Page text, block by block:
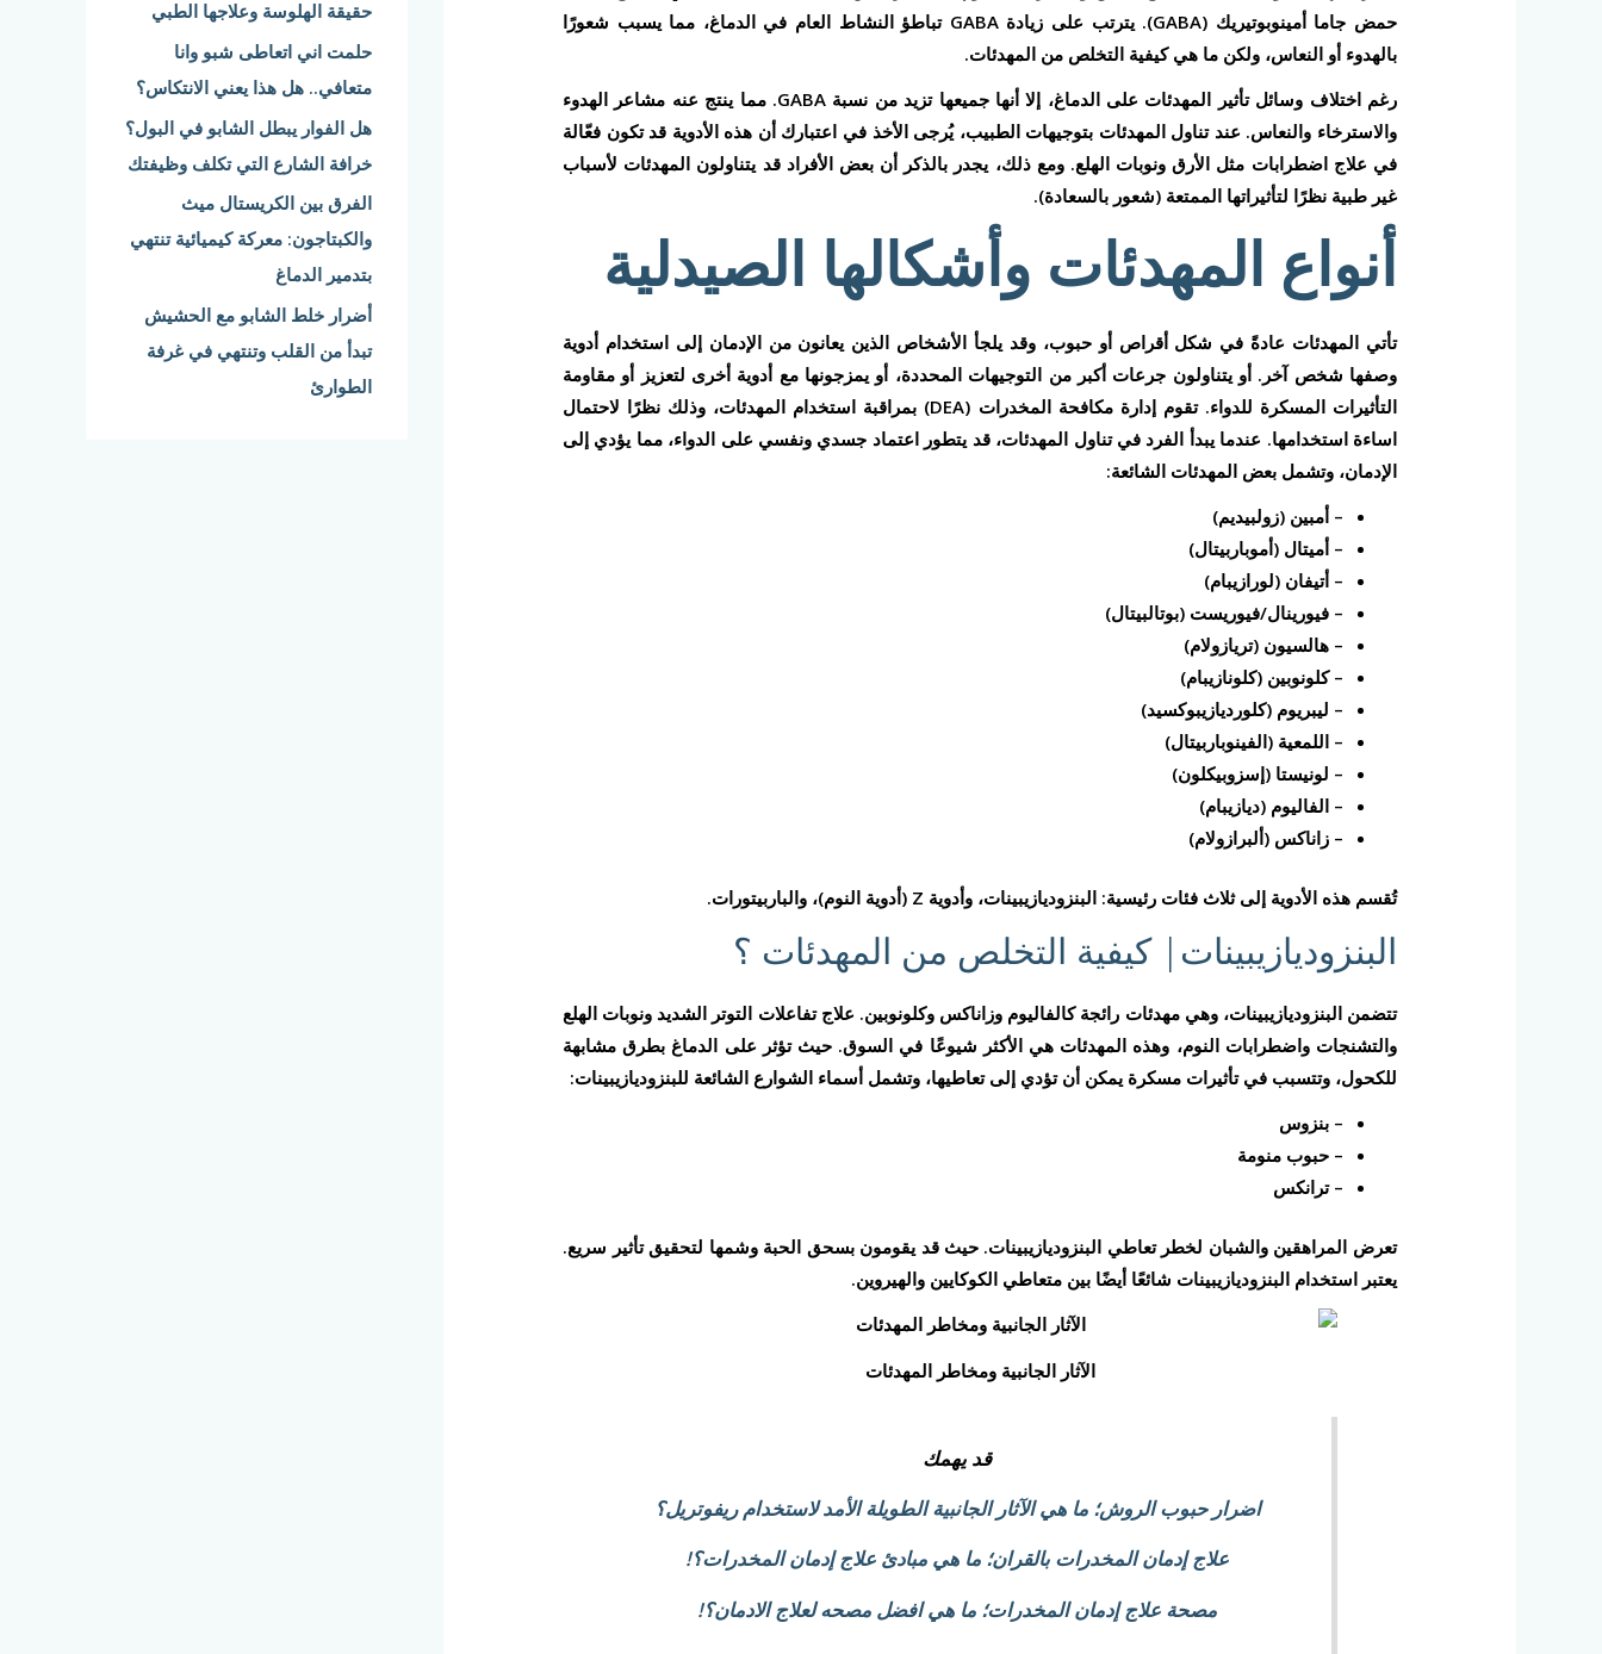
حمض جاما أمينوبوتيريك (GABA). يترتب على زيادة GABA تباطؤ النشاط العام في الدماغ، مما يسبب شعورًا
بالهدوء أو النعاس، ولكن ما هي كيفية التخلص من المهدئات.
رغم اختلاف وسائل تأثير المهدئات على الدماغ، إلا أنها جميعها تزيد من نسبة GABA. مما ينتج عنه مشاعر الهدوء
والاسترخاء والنعاس. عند تناول المهدئات بتوجيهات الطبيب، يُرجى الأخذ في اعتبارك أن هذه الأدوية قد تكون فعّالة
في علاج اضطرابات مثل الأرق ونوبات الهلع. ومع ذلك، يجدر بالذكر أن بعض الأفراد قد يتناولون المهدئات لأسباب
غير طبية نظرًا لتأثيراتها الممتعة (شعور بالسعادة).
أنواع المهدئات وأشكالها الصيدلية
تأتي المهدئات عادةً في شكل أقراص أو حبوب، وقد يلجأ الأشخاص الذين يعانون من الإدمان إلى استخدام أدوية
وصفها شخص آخر. أو يتناولون جرعات أكبر من التوجيهات المحددة، أو يمزجونها مع أدوية أخرى لتعزيز أو مقاومة
التأثيرات المسكرة للدواء. تقوم إدارة مكافحة المخدرات (DEA) بمراقبة استخدام المهدئات، وذلك نظرًا لاحتمال
اساءة استخدامها. عندما يبدأ الفرد في تناول المهدئات، قد يتطور اعتماد جسدي ونفسي على الدواء، مما يؤدي إلى
الإدمان، وتشمل بعض المهدئات الشائعة:
– أمبين (زولبيديم)
– أميتال (أموباربيتال)
– أتيفان (لورازيبام)
– فيورينال/فيوريست (بوتالبيتال)
– هالسيون (تريازولام)
– كلونوبين (كلونازيبام)
– ليبريوم (كلورديازيبوكسيد)
– اللمعية (الفينوباربيتال)
– لونيستا (إسزوبيكلون)
– الفاليوم (ديازيبام)
– زاناكس (ألبرازولام)
تُقسم هذه الأدوية إلى ثلاث فئات رئيسية: البنزوديازيبينات، وأدوية Z (أدوية النوم)، والباربيتورات.
البنزوديازيبينات| كيفية التخلص من المهدئات ؟
تتضمن البنزوديازيبينات، وهي مهدئات رائجة كالفاليوم وزاناكس وكلونوبين. علاج تفاعلات التوتر الشديد ونوبات الهلع
والتشنجات واضطرابات النوم، وهذه المهدئات هي الأكثر شيوعًا في السوق. حيث تؤثر على الدماغ بطرق مشابهة
للكحول، وتتسبب في تأثيرات مسكرة يمكن أن تؤدي إلى تعاطيها، وتشمل أسماء الشوارع الشائعة للبنزوديازيبينات:
– بنزوس
– حبوب منومة
– ترانكس
تعرض المراهقين والشبان لخطر تعاطي البنزوديازيبينات. حيث قد يقومون بسحق الحبة وشمها لتحقيق تأثير سريع.
يعتبر استخدام البنزوديازيبينات شائعًا أيضًا بين متعاطي الكوكايين والهيروين.
الآثار الجانبية ومخاطر المهدئات
قد يهمك
اضرار حبوب الروش؛ ما هي الآثار الجانبية الطويلة الأمد لاستخدام ريفوتريل؟
علاج إدمان المخدرات بالقران؛ ما هي مبادئ علاج إدمان المخدرات؟!
مصحة علاج إدمان المخدرات؛ ما هي افضل مصحه لعلاج الادمان؟!
:
حقيقة الهلوسة وعلاجها الطبي
حلمت اني اتعاطى شبو وانا
متعافي.. هل هذا يعني الانتكاس؟
هل الفوار يبطل الشابو في البول؟
خرافة الشارع التي تكلف وظيفتك
الفرق بين الكريستال ميث
والكبتاجون: معركة كيميائية تنتهي
بتدمير الدماغ
أضرار خلط الشابو مع الحشيش
تبدأ من القلب وتنتهي في غرفة
الطوارئ